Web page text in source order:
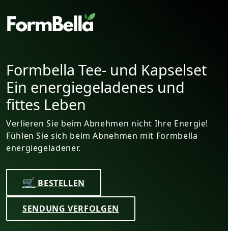
Energie!
Formbella Tee- und
Schneller
natürlichen
Erreichen Sie Ihr Zielgewicht
Bringen Sie sich mit 100 %
SENDUNG VERFOLGEN